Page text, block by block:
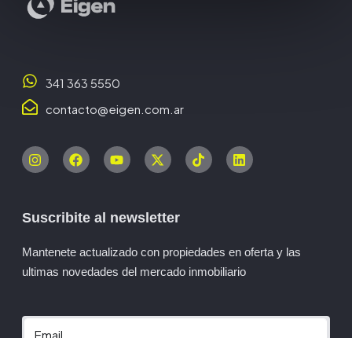
341 363 5550
contacto@eigen.com.ar
Suscribite al newsletter
Mantenete actualizado con propiedades en oferta y las
ultimas novedades del mercado inmobiliario